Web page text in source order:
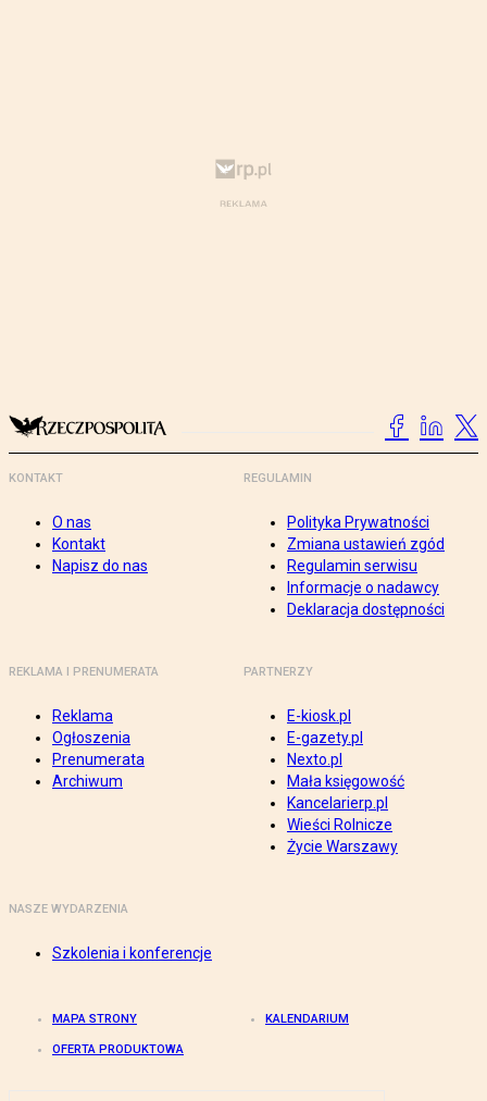
KONTAKT
O nas
Kontakt
Napisz do nas
REGULAMIN
Polityka Prywatności
Zmiana ustawień zgód
Regulamin serwisu
Informacje o nadawcy
Deklaracja dostępności
REKLAMA I PRENUMERATA
Reklama
Ogłoszenia
Prenumerata
Archiwum
PARTNERZY
E-kiosk.pl
E-gazety.pl
Nexto.pl
Mała księgowość
Kancelarierp.pl
Wieści Rolnicze
Życie Warszawy
NASZE WYDARZENIA
Szkolenia i konferencje
MAPA STRONY KALENDARIUM
OFERTA PRODUKTOWA